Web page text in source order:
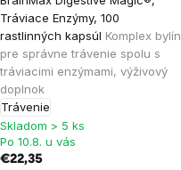
Tráviace Enzýmy, 100
rastlinných kapsúl Komplex bylín
pre správne trávenie spolu s
tráviacimi enzýmami, výživový
doplnok
Trávenie
hodnotenie
produktu
je
5,0
z
5
hviezdičiek.
Skladom > 5 ks
Po 10.8. u vás
€22,35